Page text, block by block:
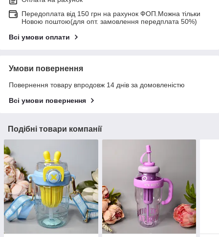
Передоплата від 150 грн на рахунок ФОП.Можна тільки
Новою поштою(для опт. замовлення передплата 50%)
Всі умови оплати
Умови повернення
Повернення товару впродовж 14 днів за домовленістю
Всі умови повернення
Подібні товари компанії